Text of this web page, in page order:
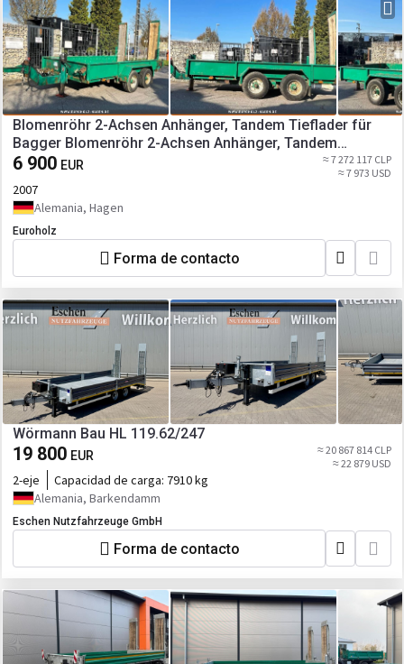
Blomenröhr 2-Achsen Anhänger, Tandem Tieflader für
Bagger Blomenröhr 2-Achsen Anhänger, Tandem
Tieflader für Bagger
6 900 EUR
≈ 7 272 117 CLP
≈ 7 973 USD
2007
Alemania, Hagen
Euroholz
Forma de contacto
Wörmann Bau HL 119.62/247
19 800 EUR
≈ 20 867 814 CLP
≈ 22 879 USD
2-eje Capacidad de carga: 7910 kg
Alemania, Barkendamm
Eschen Nutzfahrzeuge GmbH
Forma de contacto